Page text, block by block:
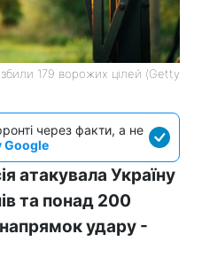
179 ворожих цілей (Getty
через факти, а не
Google
атакувала Україну
та понад 200
удару -